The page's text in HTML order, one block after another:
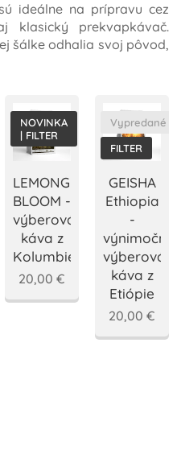
ideálne na prípravu cez
klasický prekvapkávač.
šálke odhalia svoj pôvod,
LEMONGRASS
BLOOM -
výberová
káva z
Kolumbie
NOVINKA
| FILTER
20,00 €
GEISHA
Ethiopia
-
výnimočná
výberová
káva z
Etiópie
Vypredané
FILTER
20,00 €